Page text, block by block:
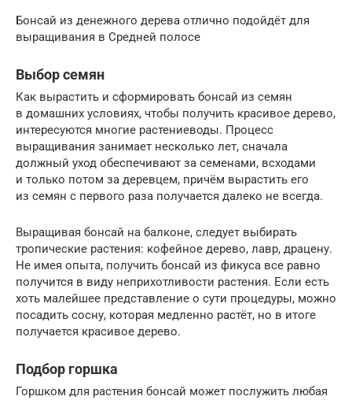
Бонсай из денежного дерева отлично подойдёт для
выращивания в Средней полосе
Выбор семян
Как вырастить и сформировать бонсай из семян
в домашних условиях, чтобы получить красивое дерево,
интересуются многие растениеводы. Процесс
выращивания занимает несколько лет, сначала
должный уход обеспечивают за семенами, всходами
и только потом за деревцем, причём вырастить его
из семян с первого раза получается далеко не всегда.
Выращивая бонсай на балконе, следует выбирать
тропические растения: кофейное дерево, лавр, драцену.
Не имея опыта, получить бонсай из фикуса все равно
получится в виду неприхотливости растения. Если есть
хоть малейшее представление о сути процедуры, можно
посадить сосну, которая медленно растёт, но в итоге
получается красивое дерево.
Подбор горшка
Горшком для растения бонсай может послужить любая